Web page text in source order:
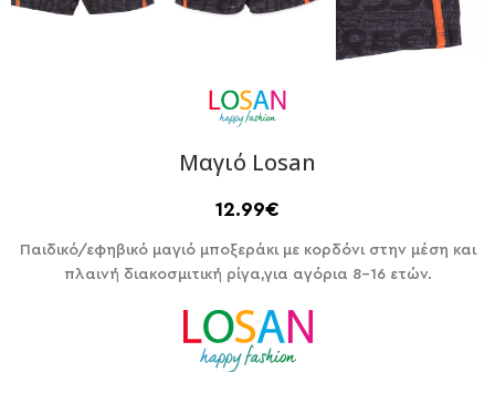
Μαγιό Losan
12.99€
Παιδικό/εφηβικό μαγιό μποξεράκι με κορδόνι στην μέση και
πλαινή διακοσμιτική ρίγα,για αγόρια 8-16 ετών.